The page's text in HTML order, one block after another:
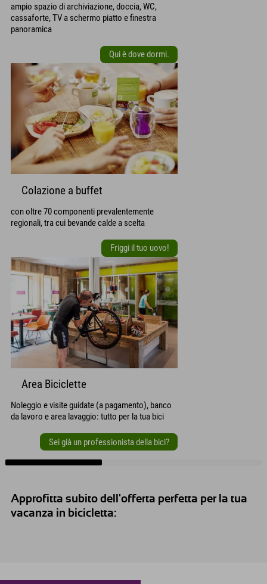
ampio spazio di archiviazione, doccia, WC,
cassaforte, TV a schermo piatto e finestra
panoramica
Qui è dove dormi.
Colazione a buffet
con oltre 70 componenti prevalentemente
regionali, tra cui bevande calde a scelta
Friggi il tuo uovo!
Area Biciclette
Noleggio e visite guidate (a pagamento), banco
da lavoro e area lavaggio: tutto per la tua bici
Sei già un professionista della bici?
Approfitta subito dell'offerta perfetta per la tua
vacanza in bicicletta: